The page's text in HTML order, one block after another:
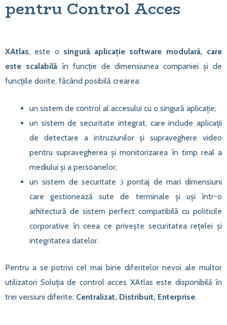
pentru Control Acces
XAtlas, este o singură aplicație software modulară, care
este scalabilăîn funcție de dimensiunea companiei și de
funcțiile dorite, făcând posibilă crearea:
un sistem de control al accesului cu o singură aplicație;
un sistem de securitate integrat, care include aplicații
de detectare a intruziunilor și supraveghere video
pentru supravegherea și monitorizarea în timp real a
mediului și a persoanelor;
un sistem de securitate ;i pontaj de mari dimensiuni
care gestionează sute de terminale și uși într-o
arhitectură de sistem perfect compatibilă cu politicile
corporative în ceea ce privește securitatea rețelei și
integritatea datelor.
Pentru a se potrivi cel mai bine diferitelor nevoi ale multor
utilizatori Soluția de control acces XAtlas este disponibilă în
trei versiuni diferite: Centralizat, Distribuit, Enterprise.